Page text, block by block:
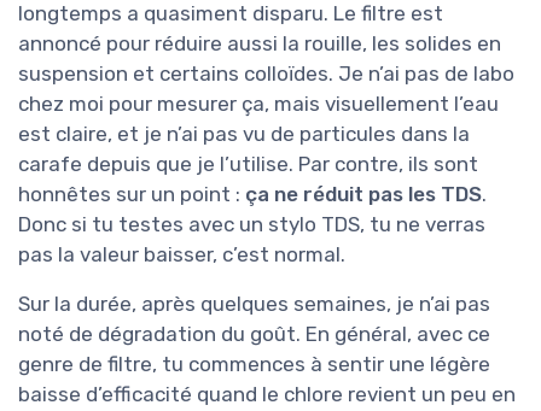
longtemps a quasiment disparu. Le filtre est
annoncé pour réduire aussi la rouille, les solides en
suspension et certains colloïdes. Je n’ai pas de labo
chez moi pour mesurer ça, mais visuellement l’eau
est claire, et je n’ai pas vu de particules dans la
carafe depuis que je l’utilise. Par contre, ils sont
honnêtes sur un point : ça ne réduit pas les TDS.
Donc si tu testes avec un stylo TDS, tu ne verras
pas la valeur baisser, c’est normal.
Sur la durée, après quelques semaines, je n’ai pas
noté de dégradation du goût. En général, avec ce
genre de filtre, tu commences à sentir une légère
baisse d’efficacité quand le chlore revient un peu en